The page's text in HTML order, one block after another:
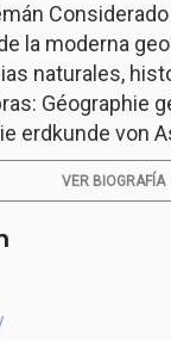
la moderna
naturales,
Géographie
erdkunde von
VER BIOGRAFÍA